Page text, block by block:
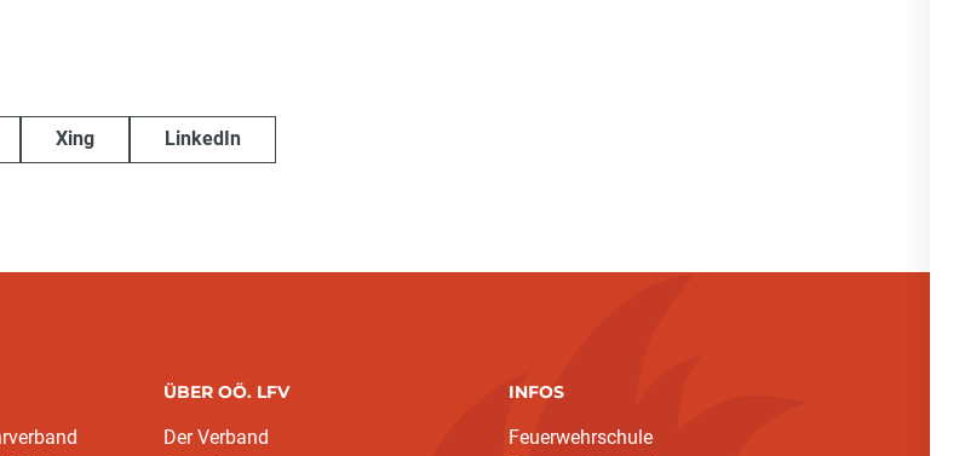
Xing LinkedIn
ÜBER OÖ. LFV
Der Verband
INFOS
Feuerwehrschule